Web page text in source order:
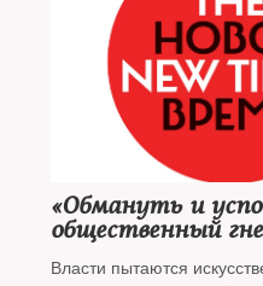
«Обмануть и
общественный
Власти пытаются